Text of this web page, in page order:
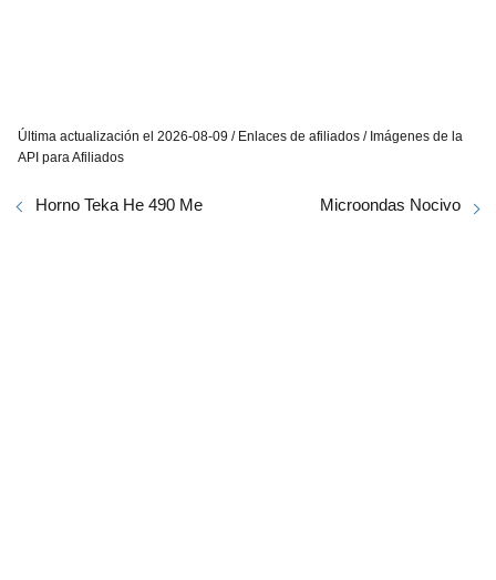
Última actualización el 2026-08-09 / Enlaces de afiliados / Imágenes de la
API para Afiliados
Horno Teka He 490 Me Microondas Nocivo